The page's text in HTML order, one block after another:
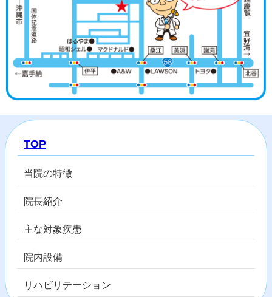
TOP
当院の特徴
院長紹介
主な対象疾患
院内設備
リハビリテーション